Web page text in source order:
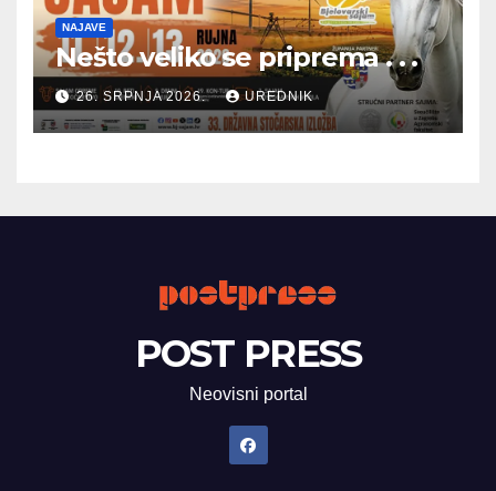
NAJAVE
Nešto veliko se priprema . . .
26. SRPNJA 2026. UREDNIK
POST PRESS
Neovisni portal